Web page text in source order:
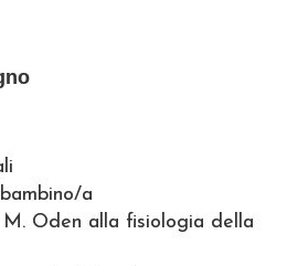
a
Oden alla fisiologia della